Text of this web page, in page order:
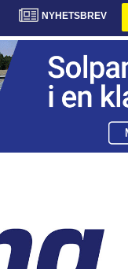
NYHETSBREV